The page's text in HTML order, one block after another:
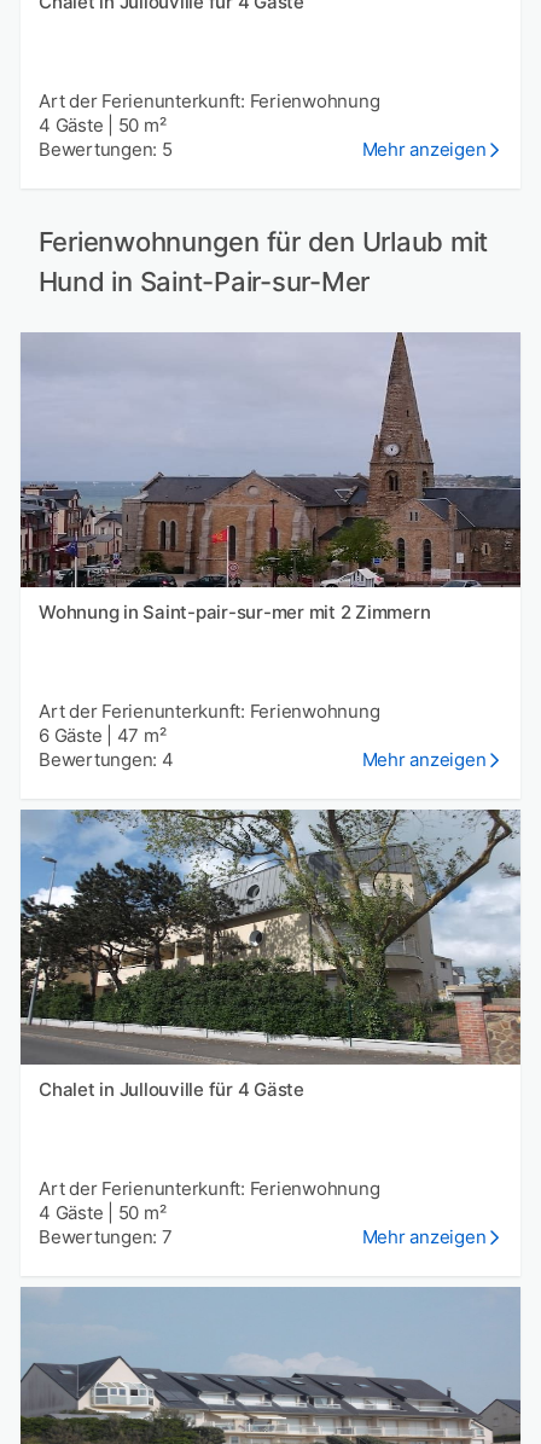
Art der Ferienunterkunft: Ferienwohnung
4 Gäste
50 m²
Bewertungen: 5
Mehr anzeigen
Ferienwohnungen für den Urlaub mit
Hund in Saint-Pair-sur-Mer
Wohnung in Saint-pair-sur-mer mit 2 Zimmern
Art der Ferienunterkunft: Ferienwohnung
6 Gäste
47 m²
Bewertungen: 4
Mehr anzeigen
Chalet in Jullouville für 4 Gäste
Art der Ferienunterkunft: Ferienwohnung
4 Gäste
50 m²
Bewertungen: 7
Mehr anzeigen